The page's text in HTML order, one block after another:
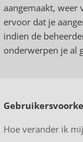
aangemaakt, weer
ervoor dat je
indien de
onderwerpen je al
Hoe verander ik